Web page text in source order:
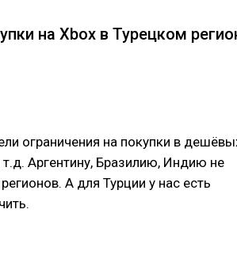
на Xbox в Турецком
ограничения на покупки в
т.д. Аргентину, Бразилию, Индию не
А для Турции у нас есть